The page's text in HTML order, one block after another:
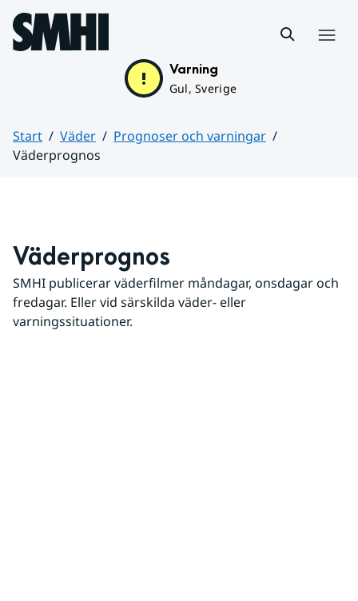
Hoppa till sidans innehåll
Varning
Gul, Sverige
Start Väder
Prognoser och varningar
Väderprognos
Väderprognos
SMHI publicerar väderfilmer måndagar, onsdagar och
fredagar. Eller vid särskilda väder- eller
varningssituationer.